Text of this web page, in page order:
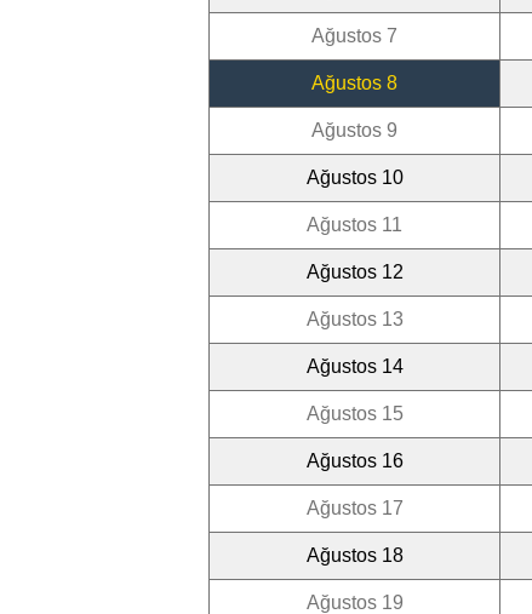
Ağustos 7
Ağustos 8
Ağustos 9
Ağustos 10
Ağustos 11
Ağustos 12
Ağustos 13
Ağustos 14
Ağustos 15
Ağustos 16
Ağustos 17
Ağustos 18
Ağustos 19